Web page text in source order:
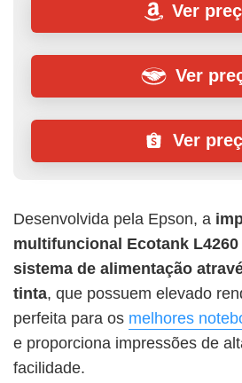
Ver
Ver
Ver
Desenvolvida pela Epson, a
multifuncional Ecotank L4260
sistema de alimentação
tinta, que possuem elevado
perfeita para os melhores
e proporciona impressões de
facilidade.